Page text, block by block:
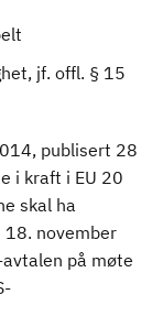
jf. offl. § 15
publisert 28
i kraft i EU 20
skal ha
18. november
på møte